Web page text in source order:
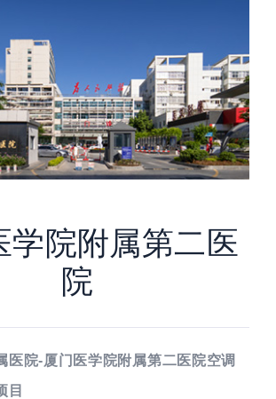
学院附属第二医
院
医院-厦门医学院附属第二医院空调
目